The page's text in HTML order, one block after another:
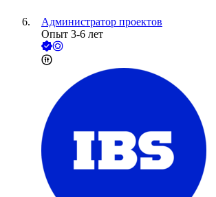
Администратор проектов
Опыт 3-6 лет